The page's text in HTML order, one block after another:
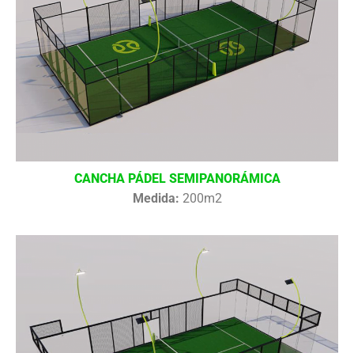
CANCHA PÁDEL SEMIPANORÁMICA
Medida: 200m2